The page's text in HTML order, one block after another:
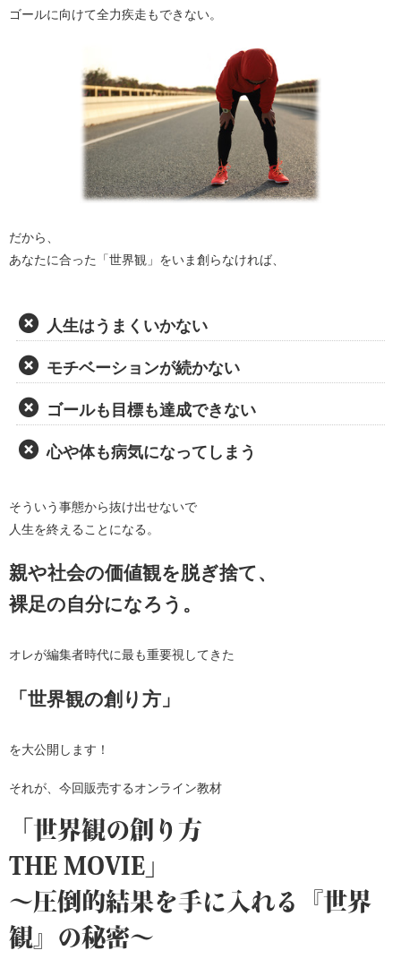
ゴールに向けて全力疾走もできない。
だから、
あなたに合った「世界観」をいま創らなければ、
人生はうまくいかない
モチベーションが続かない
ゴールも目標も達成できない
心や体も病気になってしまう
そういう事態から抜け出せないで
人生を終えることになる。
親や社会の価値観を脱ぎ捨て、
裸足の自分になろう。
オレが編集者時代に最も重要視してきた
「世界観の創り方」
を大公開します！
それが、今回販売するオンライン教材
「世界観の創り方
THE MOVIE」
〜圧倒的結果を手に入れる『世界
観』の秘密〜